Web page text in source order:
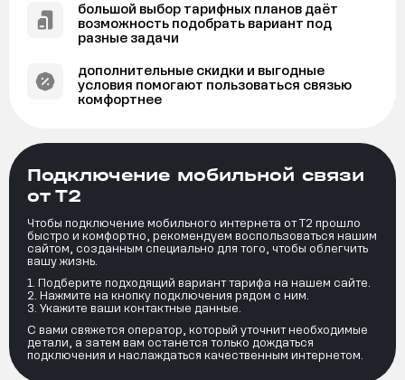
Подключение мобильной связи
от Т2
Чтобы подключение мобильного интернета от Т2 прошло
быстро и комфортно, рекомендуем воспользоваться нашим
сайтом, созданным специально для того, чтобы облегчить
вашу жизнь.
Подберите подходящий вариант тарифа на нашем сайте.
Нажмите на кнопку подключения рядом с ним.
Укажите ваши контактные данные.
С вами свяжется оператор, который уточнит необходимые
детали, а затем вам останется только дождаться
подключения и наслаждаться качественным интернетом.
большой выбор тарифных планов даёт
возможность подобрать вариант под
разные задачи
дополнительные скидки и выгодные
условия помогают пользоваться связью
комфортнее